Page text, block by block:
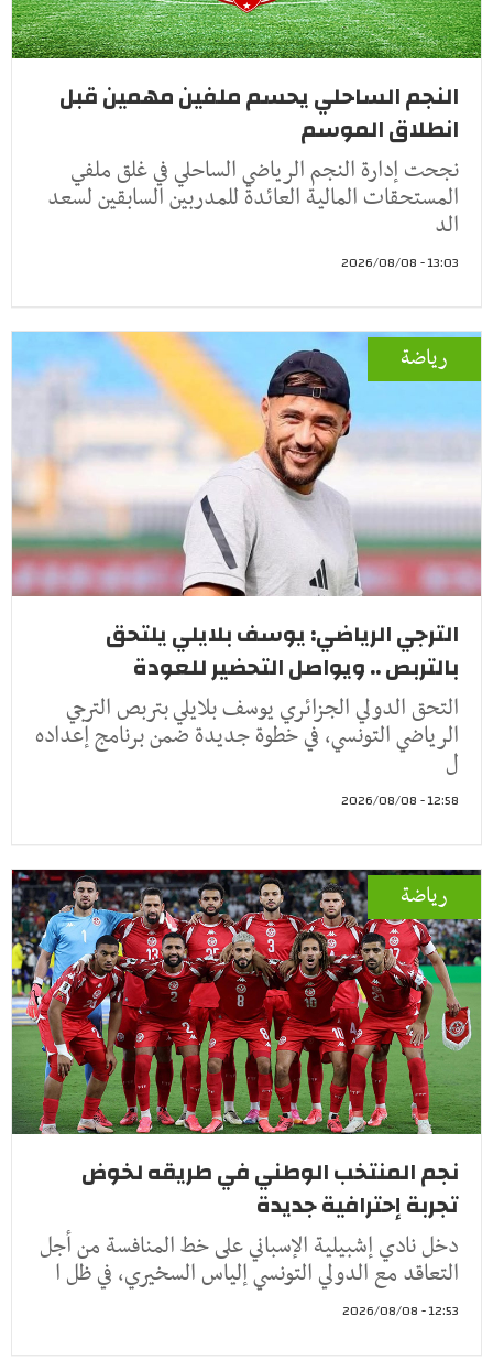
النجم الساحلي يحسم ملفين مهمين قبل
انطلاق الموسم
نجحت إدارة النجم الرياضي الساحلي في غلق ملفي
المستحقات المالية العائدة للمدربين السابقين لسعد
الد
13:03 - 2026/08/08
رياضة
الترجي الرياضي: يوسف بلايلي يلتحق
بالتربص .. ويواصل التحضير للعودة
التحق الدولي الجزائري يوسف بلايلي بتربص الترجي
الرياضي التونسي، في خطوة جديدة ضمن برنامج إعداده
ل
12:58 - 2026/08/08
رياضة
نجم المنتخب الوطني في طريقه لخوض
تجربة إحترافية جديدة
دخل نادي إشبيلية الإسباني على خط المنافسة من أجل
التعاقد مع الدولي التونسي إلياس السخيري، في ظل ا
12:53 - 2026/08/08